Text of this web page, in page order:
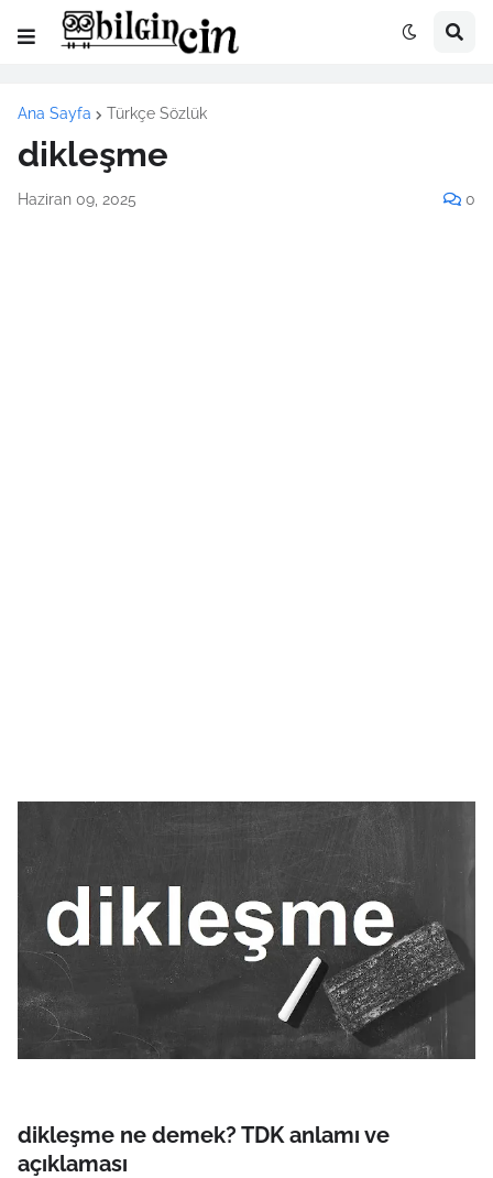
Ana Sayfa Türkçe Sözlük
dikleşme
Haziran 09, 2025 0
dikleşme ne demek? TDK anlamı ve
açıklaması